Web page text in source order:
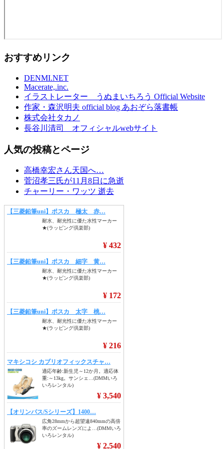
おすすめリンク
DENMI.NET
Macerate,.inc.
イラストレーター うぬまいちろう Official Website
作家・森沢明夫 official blog あおぞら落書帳
株式会社タカノ
長谷川清司 オフィシャルwebサイト
人気の投稿とページ
高橋幸宏さん天国へ…
菅沼孝三氏が11月8日に急逝
チャーリー・ワッツ 逝去